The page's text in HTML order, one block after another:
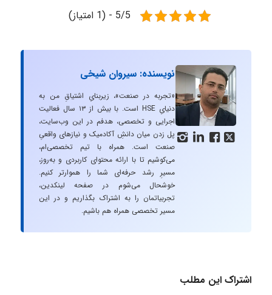
5/5 - (1 امتیاز)
   
نویسنده: سیروان شیخی
«تجربه در صنعت»، زیربنایِ اشتیاقِ من به
دنیایِ HSE است. با بیش از ۱۳ سال فعالیت
اجرایی و تخصصی، هدفم در این وب‌سایت،
پل زدن میان دانشِ آکادمیک و نیازهای واقعیِ
صنعت است. همراه با تیم تخصصی‌ام،
می‌کوشیم تا با ارائه محتوای کاربردی و به‌روز،
مسیرِ رشد حرفه‌ای شما را هموارتر کنیم.
خوشحال می‌شوم در صفحه لینکدین،
تجربیاتمان را به اشتراک بگذاریم و در این
مسیر تخصصی همراه هم باشیم.
اشتراک این مطلب